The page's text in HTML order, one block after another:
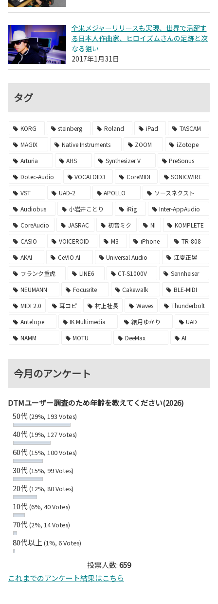
全米メジャーリリースも実現、世界で活躍す
る日本人作曲家、ヒロイズムさんの足跡と次
なる狙い
2017年1月31日
タグ
KORG steinberg Roland iPad
TASCAM
MAGIX
Native Instruments ZOOM
iZotope
Arturia
AHS Synthesizer V
PreSonus
Dotec-Audio
VOCALOID3 CoreMIDI
SONICWIRE
VST
UAD-2 APOLLO
ソースネクスト
Audiobus
小岩井ことり iRig
Inter-AppAudio
CoreAudio
JASRAC 初音ミク NI
KOMPLETE
CASIO
VOICEROID M3 iPhone
TR-808
AKAI
CeVIO AI Universal Audio
江夏正晃
フランク重虎
LINE6 CT-S1000V
Sennheiser
NEUMANN
Focusrite Cakewalk
BLE-MIDI
MIDI 2.0
耳コピ 村上社長 Waves
Thunderbolt
Antelope
IK Multimedia 結月ゆかり
UAD
NAMM
MOTU DeeMax AI
今月のアンケート
DTMユーザー調査のため年齢を教えてください(2026)
50代(29%, 193 Votes)
40代(19%, 127 Votes)
60代(15%, 100 Votes)
30代(15%, 99 Votes)
20代(12%, 80 Votes)
10代(6%, 40 Votes)
70代(2%, 14 Votes)
80代以上 (1%, 6 Votes)
投票人数:659
これまでのアンケート結果はこちら